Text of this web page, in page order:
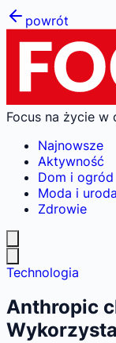
powrót
Focus na życie w
Najnowsze
Aktywność
Dom i ogród
Moda i uroda
Zdrowie
Technologia
Anthropic